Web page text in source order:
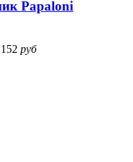
Papaloni
руб